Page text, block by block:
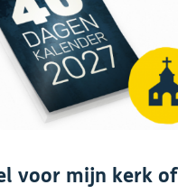
voor mijn kerk of